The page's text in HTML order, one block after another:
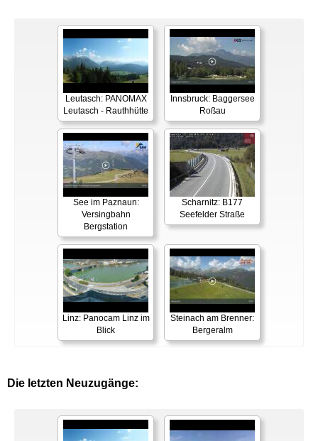
Leutasch: PANOMAX
Leutasch - Rauthhütte
Innsbruck: Baggersee
Roßau
See im Paznaun:
Versingbahn
Bergstation
Scharnitz: B177
Seefelder Straße
Linz: Panocam Linz im
Blick
Steinach am Brenner:
Bergeralm
Die letzten Neuzugänge: